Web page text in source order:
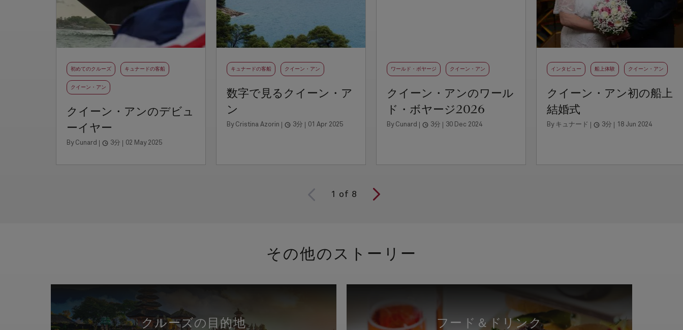
初めてのクルーズ キュナードの客船
クイーン・アン
クイーン・アンのデビュ
ーイヤー
By Cunard 3分 02 May 2025
キュナードの客船 クイーン・アン
数字で見るクイーン・ア
ン
By Cristina Azorin 3分 01 Apr 2025
ワールド・ボヤージ クイーン・アン
クイーン・アンのワール
ド・ボヤージ2026
By Cunard 3分 30 Dec 2024
インタビュー 船上体験 クイーン・アン
クイーン・アン初の船上
結婚式
By キュナード 3分 18 Jun 2024
1 of 8
その他のストーリー
クルーズの目的地 フード＆ドリンク